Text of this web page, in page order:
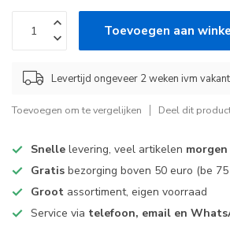
Toevoegen aan
Levertijd ongeveer 2 weken ivm
Toevoegen om te vergelijken Deel dit
Snelle levering, veel artikelen morgen
Gratis bezorging boven 50 euro (be
Groot assortiment, eigen voorraad
Service via telefoon, email en